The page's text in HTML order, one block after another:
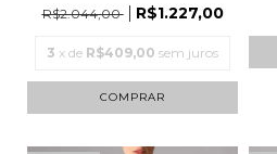
R$2.044,00
R$1.227,00
3 x de R$409,00 sem juros
COMPRAR